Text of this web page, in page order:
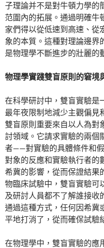
子理論并不是對牛頓力學的
范圍內的拓展。通過明確牛
家們得以從低速到高速、從
象的本質。這種對理論邊界
是物理學不斷進步的壯麗的
物理學實踐雙盲原則的窘境
在科學研討中，雙盲實驗是
最年夜限制地減少主觀偏見
雙盲原則重要來自以人為對
討領域。它請求實驗的兩
者——對實驗的具體條件和
對象的反應和實驗執行者的
希冀的影響，從而保證結果
物臨床試驗中，雙盲實驗可
及研討人員都不了解誰接收
通過這種方式，任何因希冀
平地打消了，從而確保試驗
在物理學中，雙盲實驗的應